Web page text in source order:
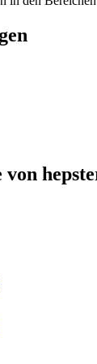
von